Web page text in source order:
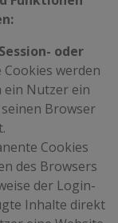
oder
werden
ein Nutzer ein
Browser
Cookies
des Browsers
der Login-
Inhalte direkt